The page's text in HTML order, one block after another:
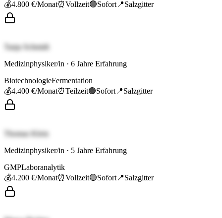
💰4.800 €/Monat⏰Vollzeit🟢Sofort 📍Salzgitter
Tanja Schmidt
Medizinphysiker/in · 6 Jahre Erfahrung
BiotechnologieFermentation
💰4.400 €/Monat⏰Teilzeit🟢Sofort 📍Salzgitter
Thomas Klein
Medizinphysiker/in · 5 Jahre Erfahrung
GMPLaboranalytik
💰4.200 €/Monat⏰Vollzeit🟢Sofort 📍Salzgitter